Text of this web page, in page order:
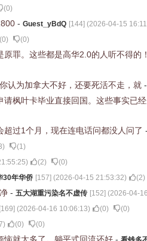
(0)
- Guest_yBdQ [144] (2026-04-15
(0) (0)
罪。这些都是高华2.0的人听不得的！
认为加拿大不好，还要死活不走，就 -
枫叶卡毕业直接回国。这些事实已
过1个月，现在连电话问都没人问了 -
) (1)
) (2) (0)
30年华侨 [157] (2026-04-15 21:53:32) (2)
- 五大湖重污染名不虚传 [152] (2026-04-
[169] (2026-04-16 10:06:13) (0) (0)
) (0) (0)